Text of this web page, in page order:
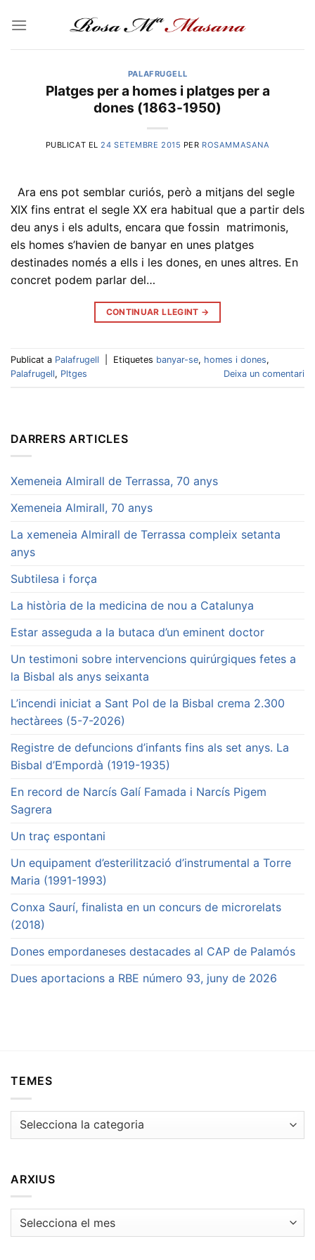
PALAFRUGELL
Platges per a homes i platges per a
dones (1863-1950)
PUBLICAT EL 24 SETEMBRE 2015 PER ROSAMMASANA
Ara ens pot semblar curiós, però a mitjans del segle
XIX fins entrat el segle XX era habitual que a partir dels
deu anys i els adults, encara que fossin matrimonis,
els homes s’havien de banyar en unes platges
destinades només a ells i les dones, en unes altres. En
concret podem parlar del…
CONTINUAR LLEGINT →
Publicat a Palafrugell Etiquetes banyar-se, homes i dones,
Palafrugell, Pltges Deixa un comentari
DARRERS ARTICLES
Xemeneia Almirall de Terrassa, 70 anys
Xemeneia Almirall, 70 anys
La xemeneia Almirall de Terrassa compleix setanta
anys
Subtilesa i força
La història de la medicina de nou a Catalunya
Estar asseguda a la butaca d’un eminent doctor
Un testimoni sobre intervencions quirúrgiques fetes a
la Bisbal als anys seixanta
L’incendi iniciat a Sant Pol de la Bisbal crema 2.300
hectàrees (5-7-2026)
Registre de defuncions d’infants fins als set anys. La
Bisbal d’Empordà (1919-1935)
En record de Narcís Galí Famada i Narcís Pigem
Sagrera
Un traç espontani
Un equipament d’esterilització d’instrumental a Torre
Maria (1991-1993)
Conxa Saurí, finalista en un concurs de microrelats
(2018)
Dones empordaneses destacades al CAP de Palamós
Dues aportacions a RBE número 93, juny de 2026
TEMES
Temes
ARXIUS
Arxius